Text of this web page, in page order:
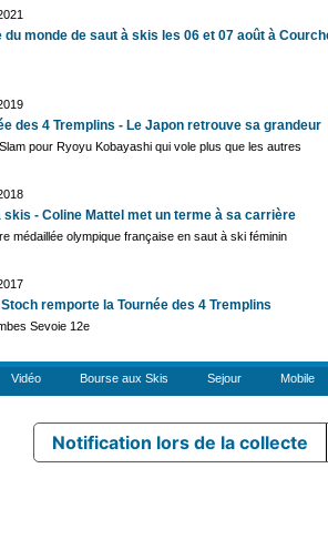
du monde de saut à skis les 06 et 07 août à
des 4 Tremplins - Le Japon retrouve sa grandeur
pour Ryoyu Kobayashi qui vole plus que les autres
skis - Coline Mattel met un terme à sa carrière
médaillée olympique française en saut à ski féminin
remporte la Tournée des 4 Tremplins
Sevoie 12e
Vidéo Bourse aux Skis Sejour Mobile
Notification lors de la collecte